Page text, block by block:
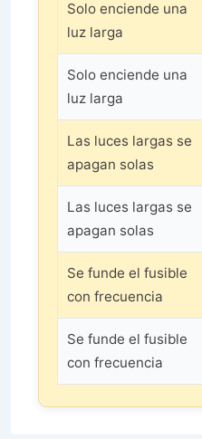
Solo enciende una
luz larga
Solo enciende una
luz larga
Las luces largas se
apagan solas
Las luces largas se
apagan solas
Se funde el fusible
con frecuencia
Se funde el fusible
con frecuencia